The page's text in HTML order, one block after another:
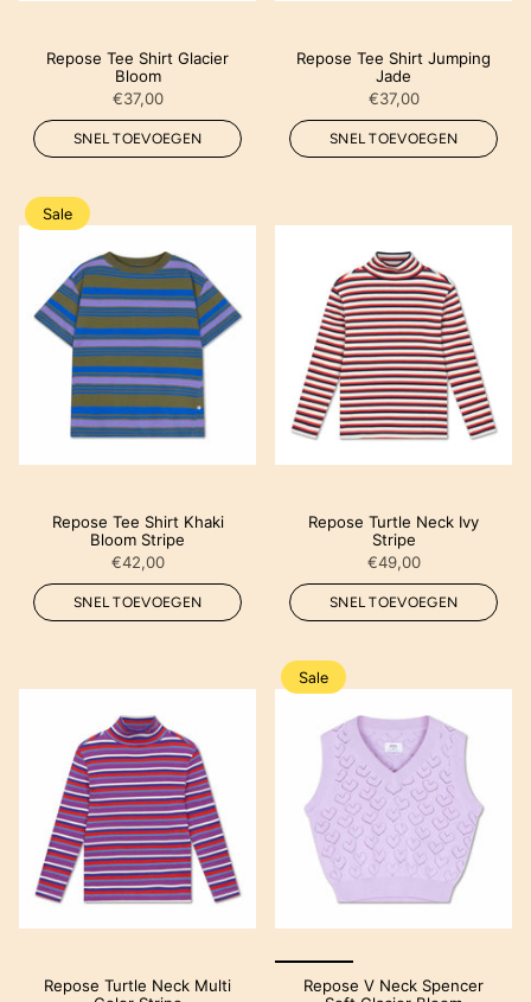
Repose Tee Shirt Glacier
Bloom
€37,00
SNEL TOEVOEGEN
Repose Tee Shirt Jumping
Jade
€37,00
SNEL TOEVOEGEN
Sale
Repose Tee Shirt Khaki
Bloom Stripe
€42,00
SNEL TOEVOEGEN
Repose Turtle Neck Ivy
Stripe
€49,00
SNEL TOEVOEGEN
Repose Turtle Neck Multi
Sale
Repose V Neck Spencer